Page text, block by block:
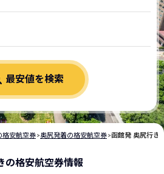
最安値を検索
格安航空券>奥尻発着の格安航空券>函館発 奥尻行き
の格安航空券情報